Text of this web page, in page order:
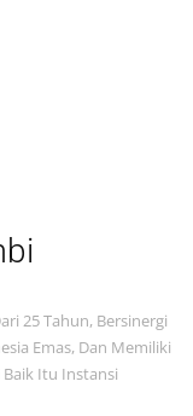
25 Tahun, Bersinergi
Emas, Dan Memiliki
Itu Instansi